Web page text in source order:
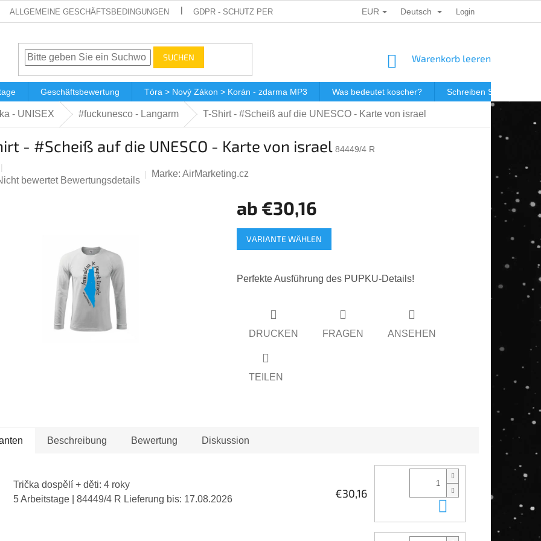
ALLGEMEINE GESCHÄFTSBEDINGUNGEN GDPR - SCHUTZ PERSONENBEZOGENER DATEN DÁRKOVÉ KUPONY
EUR Deutsch Login
SUCHEN WARENKORB
Warenkorb leeren
Geschäftsbewertung Tóra > Nový Zákon > Korán - zdarma MP3 Was bedeutet koscher? Schreiben Sie uns
- UNISEX #fuckunesco - Langarm T-Shirt - #Scheiß auf die UNESCO - Karte von israel
- #Scheiß auf die UNESCO - Karte von israel 84449/4 R
bewertet Bewertungsdetails
Marke: AirMarketing.cz
ab €30,16
Verkaufspreis:
VARIANTE WÄHLEN
Perfekte Ausführung des PUPKU-Details!
DRUCKEN FRAGEN ANSEHEN
TEILEN
Beschreibung Bewertung Diskussion
Trička dospělí + děti: 4 roky
5 Arbeitstage
| 84449/4 R Lieferung bis: 17.08.2026 €30,16
In den